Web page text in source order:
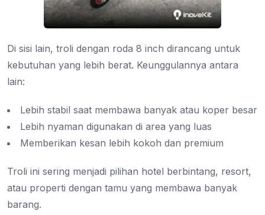
Di sisi lain, troli dengan roda 8 inch dirancang untuk
kebutuhan yang lebih berat. Keunggulannya antara
lain:
Lebih stabil saat membawa banyak atau koper besar
Lebih nyaman digunakan di area yang luas
Memberikan kesan lebih kokoh dan premium
Troli ini sering menjadi pilihan hotel berbintang, resort,
atau properti dengan tamu yang membawa banyak
barang.